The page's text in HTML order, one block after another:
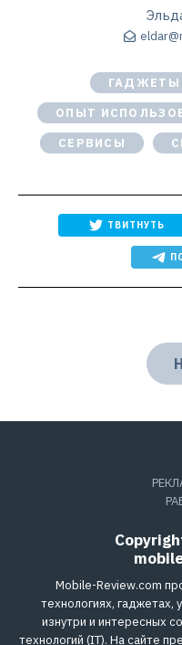
ГАДЖЕТЫ
ОПЫТ
СЕРВИСЫ
ТВИТНУТЬ
Mobile-Review.com
технологиях, гаджетах,
изнутри и интересных
технологий (IT). На сайте